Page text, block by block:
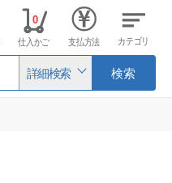
詳細検索 検索
仕入かご
0
支払方法 カテゴリ